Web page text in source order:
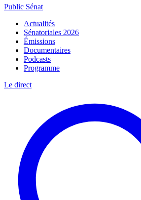
Public Sénat
Actualités
Sénatoriales 2026
Émissions
Documentaires
Podcasts
Programme
Le direct